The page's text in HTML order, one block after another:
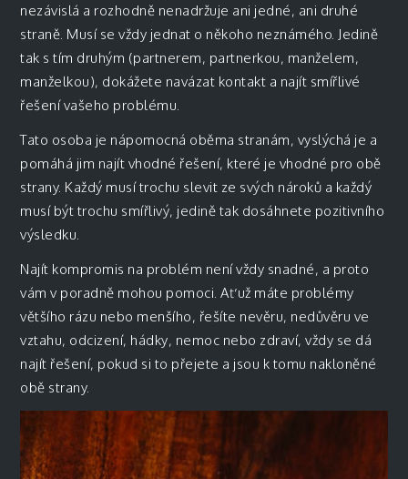
nezávislá a rozhodně nenadržuje ani jedné, ani druhé
straně. Musí se vždy jednat o někoho neznámého. Jedině
tak s tím druhým (partnerem, partnerkou, manželem,
manželkou), dokážete navázat kontakt a najít smířlivé
řešení vašeho problému.
Tato osoba je nápomocná oběma stranám, vyslýchá je a
pomáhá jim najít vhodné řešení, které je vhodné pro obě
strany. Každý musí trochu slevit ze svých nároků a každý
musí být trochu smířlivý, jedině tak dosáhnete pozitivního
výsledku.
Najít kompromis na problém není vždy snadné, a proto
vám v poradně mohou pomoci. Ať už máte problémy
většího rázu nebo menšího, řešíte nevěru, nedůvěru ve
vztahu, odcizení, hádky, nemoc nebo zdraví, vždy se dá
najít řešení, pokud si to přejete a jsou k tomu nakloněné
obě strany.